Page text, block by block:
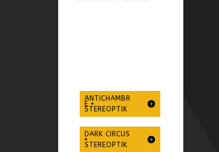
ANTICHAMBR
E •
STEREOPTIK
DARK CIRCUS
•
STEREOPTIK